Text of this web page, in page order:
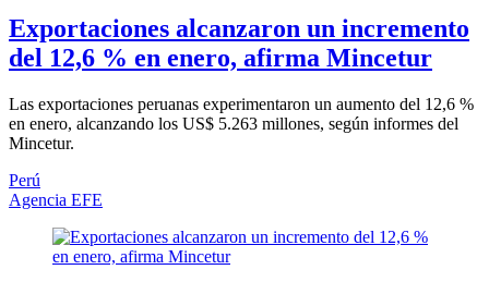
Exportaciones alcanzaron un incremento
del 12,6 % en enero, afirma Mincetur
Las exportaciones peruanas experimentaron un aumento del 12,6 %
en enero, alcanzando los US$ 5.263 millones, según informes del
Mincetur.
Perú
Agencia EFE